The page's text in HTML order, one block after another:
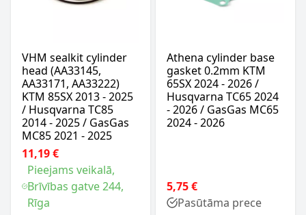
VHM sealkit cylinder
head (AA33145,
AA33171, AA33222)
KTM 85SX 2013 - 2025
/ Husqvarna TC85
2014 - 2025 / GasGas
MC85 2021 - 2025
11,19 €
Pieejams veikalā,
Brīvības gatve 244,
Rīga
Athena cylinder base
gasket 0.2mm KTM
65SX 2024 - 2026 /
Husqvarna TC65 2024
- 2026 / GasGas MC65
2024 - 2026
5,75 €
Pasūtāma prece